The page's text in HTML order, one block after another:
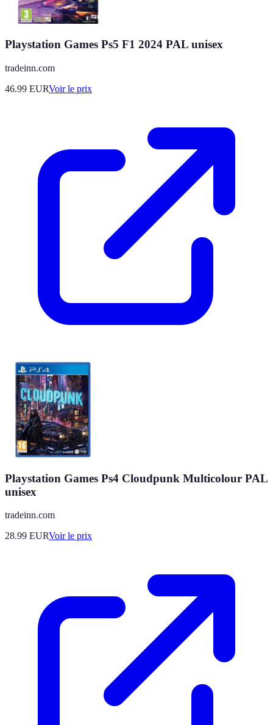
Playstation Games Ps5 F1 2024 PAL unisex
tradeinn.com
46.99 EURVoir le prix
Playstation Games Ps4 Cloudpunk Multicolour PAL
unisex
tradeinn.com
28.99 EURVoir le prix